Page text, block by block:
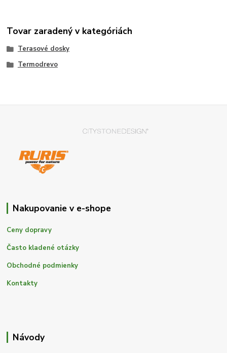
Tovar zaradený v kategóriách
Terasové dosky
Termodrevo
Nakupovanie v e-shope
Ceny dopravy
Často kladené otázky
Obchodné podmienky
Kontakty
Návody